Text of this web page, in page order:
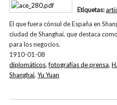
El que fuera cónsul de España en
ciudad de Shanghai, que destaca
para los negocios.
1910-01-08
Etiquetas:
diplomáticos,fotografías de prensa,
Shanghai,Yu Yuan